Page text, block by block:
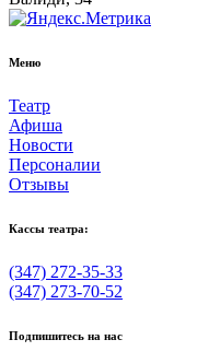
Меню
Театр
Афиша
Новости
Персоналии
Отзывы
Кассы театра:
(347) 272-35-33
(347) 273-70-52
Подпишитесь на нас